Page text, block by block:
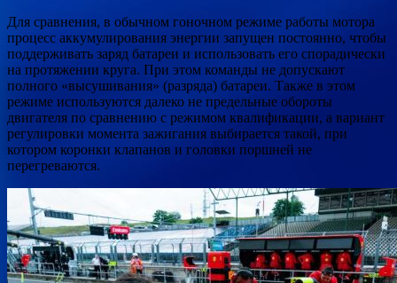
Для сравнения, в обычном гоночном режиме работы мотора
процесс аккумулирования энергии запущен постоянно, чтобы
поддерживать заряд батареи и использовать его спорадически
на протяжении круга. При этом команды не допускают
полного «высушивания» (разряда) батареи. Также в этом
режиме используются далеко не предельные обороты
двигателя по сравнению с режимом квалификации, а вариант
регулировки момента зажигания выбирается такой, при
котором коронки клапанов и головки поршней не
перегреваются.